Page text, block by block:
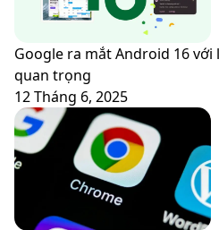
Google ra mắt Android 16
quan trọng
12 Tháng 6, 2025